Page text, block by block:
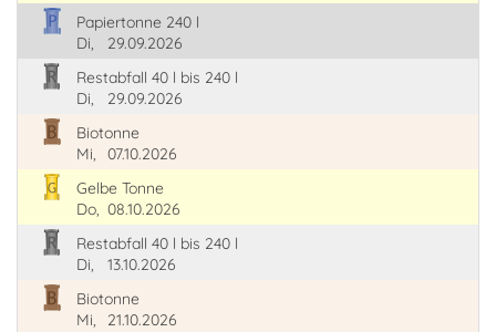
Papiertonne 240 l
Di,
29.09.2026
Restabfall 40 l bis 240 l
Di,
29.09.2026
Biotonne
Mi,
07.10.2026
Gelbe Tonne
Do, 08.10.2026
Restabfall 40 l bis 240 l
Di,
13.10.2026
Biotonne
Mi,
21.10.2026